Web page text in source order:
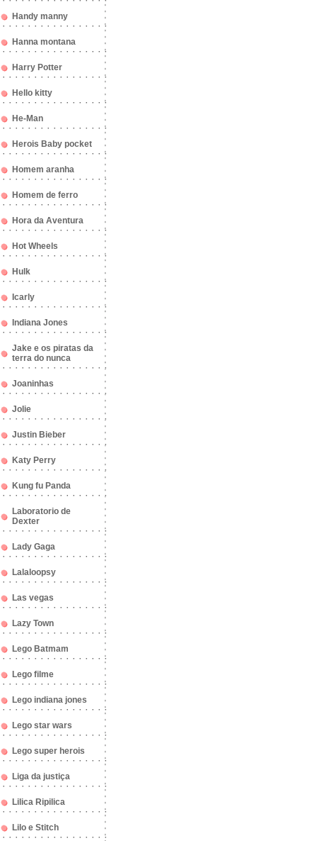
Handy manny
Hanna montana
Harry Potter
Hello kitty
He-Man
Herois Baby pocket
Homem aranha
Homem de ferro
Hora da Aventura
Hot Wheels
Hulk
Icarly
Indiana Jones
Jake e os piratas da
terra do nunca
Joaninhas
Jolie
Justin Bieber
Katy Perry
Kung fu Panda
Laboratorio de
Dexter
Lady Gaga
Lalaloopsy
Las vegas
Lazy Town
Lego Batmam
Lego filme
Lego indiana jones
Lego star wars
Lego super herois
Liga da justiça
Lilica Ripilica
Lilo e Stitch